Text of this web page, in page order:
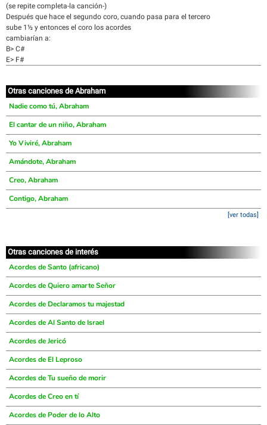
(se repite completa-la canción-)
Después que hace el segundo coro, cuando pasa para el tercero
sube 1½ y entonces el coro los acordes
cambiarían a:
B> C#
E> F#
Otras canciones de Abraham
Nadie como tú, Abraham
El cantar de un niño, Abraham
Yo Viviré, Abraham
Amándote, Abraham
Creo, Abraham
Contigo, Abraham
[ver todas]
Otras canciones de interés
Acordes de Santo (africano)
Acordes de Quiero amarte Señor
Acordes de Declaramos tu majestad
Acordes de Al Santo de Israel
Acordes de Jericó
Acordes de El Leproso
Acordes de Tu sueño de morir
Acordes de Creo en tí
Acordes de Poder de lo Alto